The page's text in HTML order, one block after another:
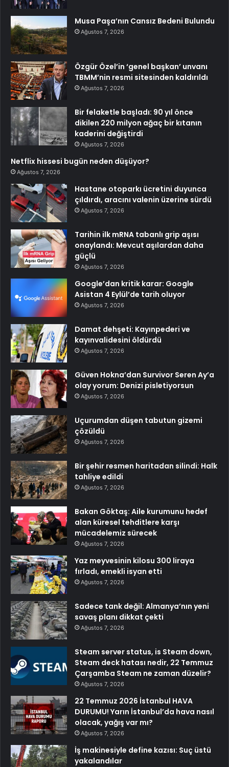
Musa Paşa’nın Cansız Bedeni Bulundu
Ağustos 7, 2026
Özgür Özel’in ‘genel başkan’ unvanı
TBMM’nin resmi sitesinden kaldırıldı
Ağustos 7, 2026
Bir felaketle başladı: 90 yıl önce
dikilen 220 milyon ağaç bir kıtanın
kaderini değiştirdi
Ağustos 7, 2026
Netflix hissesi bugün neden düşüyor?
Ağustos 7, 2026
Hastane otoparkı ücretini duyunca
çıldırdı, aracını valenin üzerine sürdü
Ağustos 7, 2026
Tarihin ilk mRNA tabanlı grip aşısı
onaylandı: Mevcut aşılardan daha
güçlü
Ağustos 7, 2026
Google’dan kritik karar: Google
Asistan 4 Eylül’de tarih oluyor
Ağustos 7, 2026
Damat dehşeti: Kayınpederi ve
kayınvalidesini öldürdü
Ağustos 7, 2026
Güven Hokna’dan Survivor Seren Ay’a
olay yorum: Denizi pisletiyorsun
Ağustos 7, 2026
Uçurumdan düşen tabutun gizemi
çözüldü
Ağustos 7, 2026
Bir şehir resmen haritadan silindi: Halk
tahliye edildi
Ağustos 7, 2026
Bakan Göktaş: Aile kurumunu hedef
alan küresel tehditlere karşı
mücadelemiz sürecek
Ağustos 7, 2026
Yaz meyvesinin kilosu 300 liraya
fırladı, emekli isyan etti
Ağustos 7, 2026
Sadece tank değil: Almanya’nın yeni
savaş planı dikkat çekti
Ağustos 7, 2026
Steam server status, is Steam down,
Steam deck hatası nedir, 22 Temmuz
Çarşamba Steam ne zaman düzelir?
Ağustos 7, 2026
22 Temmuz 2026 İstanbul HAVA
DURUMU! Yarın İstanbul’da hava nasıl
olacak, yağış var mı?
Ağustos 7, 2026
İş makinesiyle define kazısı: Suç üstü
yakalandılar